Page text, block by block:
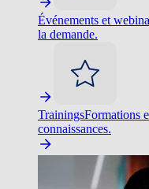
Événements et
la demande.
TrainingsFormations
connaissances.